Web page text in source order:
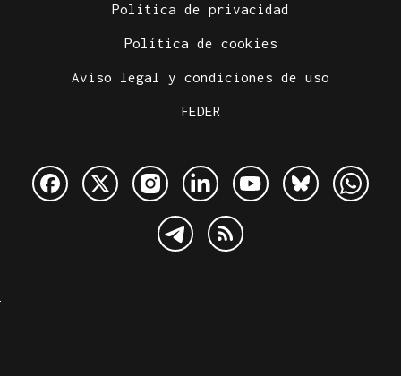
Política de privacidad
Política de cookies
Aviso legal y condiciones de uso
FEDER